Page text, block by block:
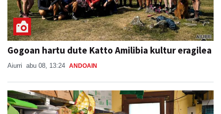
Gogoan hartu dute Katto Amilibia kultur eragilea
Aiurri abu 08, 13:24 ANDOAIN